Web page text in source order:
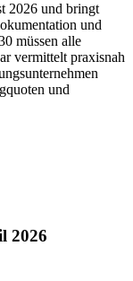
2026 und bringt
und
müssen alle
vermittelt praxisnah
und
2026